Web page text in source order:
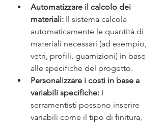
Automatizzare il calcolo dei
materiali: Il sistema calcola
automaticamente le quantità di
materiali necessari (ad esempio,
vetri, profili, guarnizioni) in base
alle specifiche del progetto.
Personalizzare i costi in base a
variabili specifiche: I
serramentisti possono inserire
variabili come il tipo di finitura,